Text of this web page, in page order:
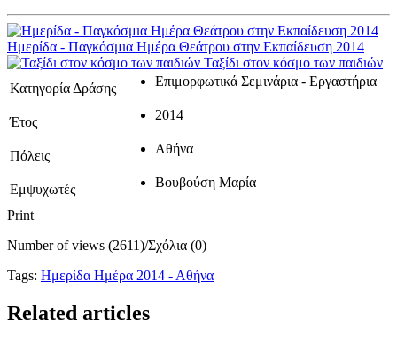
Ημερίδα - Παγκόσμια Ημέρα Θεάτρου στην Εκπαίδευση 2014
Ταξίδι στον κόσμο των παιδιών
Κατηγορία Δράσης
Επιμορφωτικά Σεμινάρια - Εργαστήρια
Έτος 2014
Πόλεις Αθήνα
Εμψυχωτές Βουβούση Μαρία
Print
Number of views (2611)/Σχόλια (0)
Tags: Ημερίδα Ημέρα 2014 - Αθήνα
Related articles